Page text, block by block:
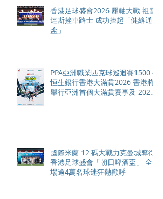
香港足球盛會2026 壓軸大戰 祖雲
達斯挫車路士 成功捧起「健絡通
盃」
PPA亞洲職業匹克球巡迴賽1500 -
恒生銀行香港大滿貫2026 香港將
舉行亞洲首個大滿貫賽事及 2026
國際米蘭 12 碼大戰力克曼城奪得
香港足球盛會「朝日啤酒盃」 全
場逾4萬名球迷狂熱歡呼